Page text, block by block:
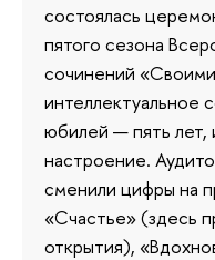
состоялась
пятого сезона
сочинений
интеллектуальное
юбилей — пять лет,
настроение.
сменили цифры на
«Счастье» (здесь
открытия),